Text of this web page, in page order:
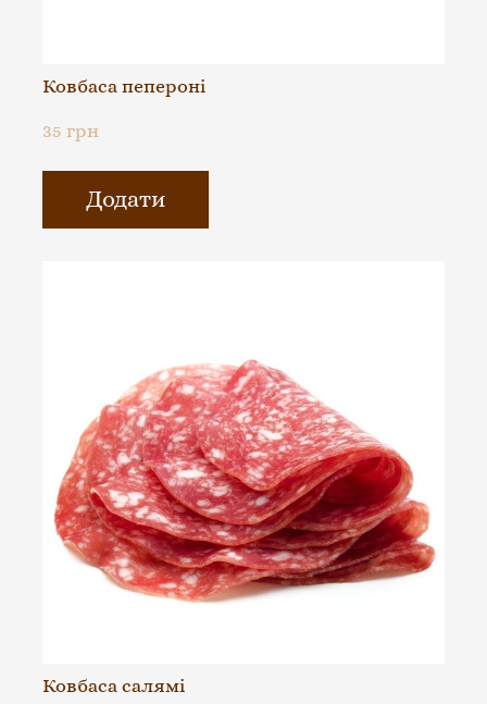
Ковбаса пепероні
35 грн
Додати
Ковбаса салямі